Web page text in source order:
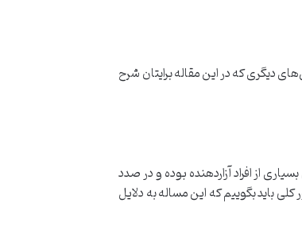
دیگری که در این مقاله برایتان شرح
از افراد آزاردهنده بوده و در صدد
باید بگوییم که این مساله به دلایل